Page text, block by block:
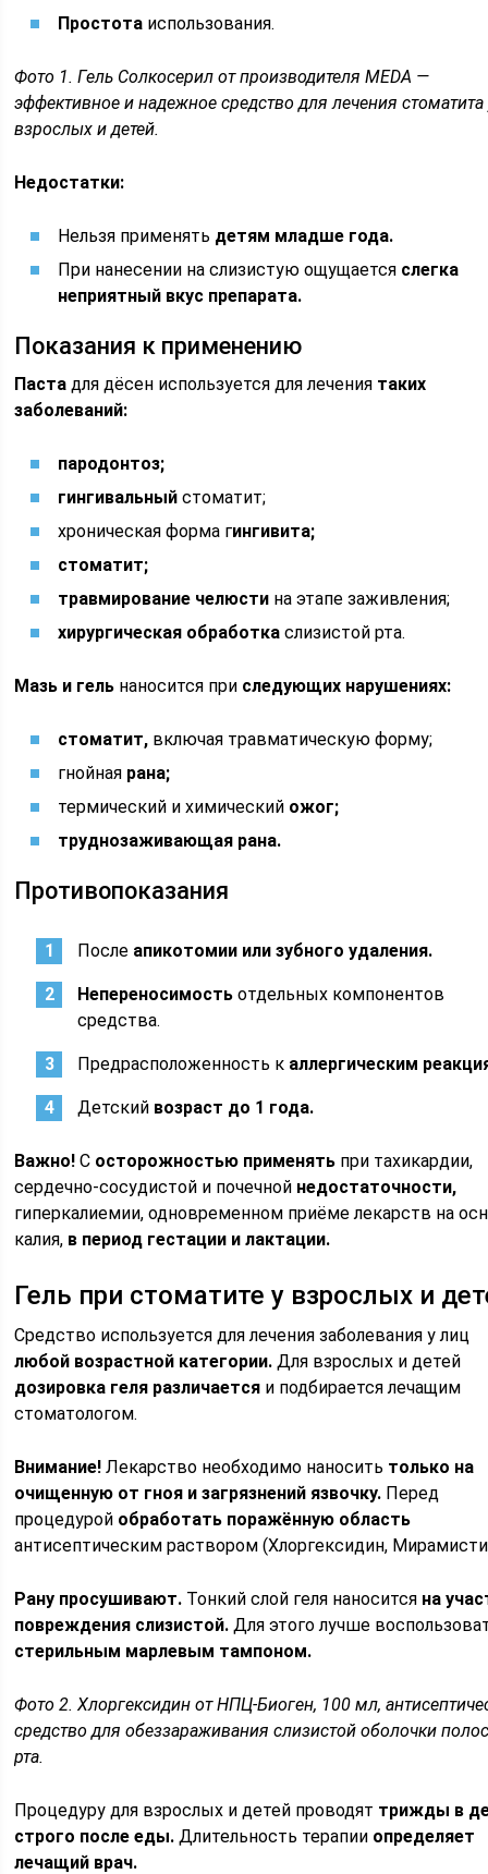
Простота использования.
Фото 1. Гель Солкосерил от производителя MEDA —
эффективное и надежное средство для лечения стоматита
взрослых и детей.
Недостатки:
Нельзя применять детям младше года.
При нанесении на слизистую ощущается слегка
неприятный вкус препарата.
Показания к применению
Паста для дёсен используется для лечения таких
заболеваний:
пародонтоз;
гингивальный стоматит;
хроническая форма гингивита;
стоматит;
травмирование челюсти на этапе заживления;
хирургическая обработка слизистой рта.
Мазь и гель наносится при следующих нарушениях:
стоматит, включая травматическую форму;
гнойная рана;
термический и химический ожог;
труднозаживающая рана.
Противопоказания
После апикотомии или зубного удаления.
Непереносимость отдельных компонентов
средства.
Предрасположенность к аллергическим
Детский возраст до 1 года.
Важно! С осторожностью применять при тахикардии,
сердечно-сосудистой и почечной недостаточности,
гиперкалиемии, одновременном приёме лекарств на
калия, в период гестации и лактации.
Гель при стоматите у взрослых и
Средство используется для лечения заболевания у лиц
любой возрастной категории. Для взрослых и детей
дозировка геля различается и подбирается лечащим
стоматологом.
Внимание! Лекарство необходимо наносить только на
очищенную от гноя и загрязнений язвочку. Перед
процедурой обработать поражённую область
антисептическим раствором (Хлоргексидин,
Рану просушивают. Тонкий слой геля наносится на
повреждения слизистой. Для этого лучше
стерильным марлевым тампоном.
Фото 2. Хлоргексидин от НПЦ-Биоген, 100 мл,
средство для обеззараживания слизистой оболочки
рта.
Процедуру для взрослых и детей проводят трижды в
строго после еды. Длительность терапии определяет
лечащий врач.